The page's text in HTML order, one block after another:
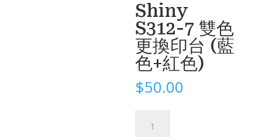
Shiny
S312-7 雙色
更換印台 (藍
色+紅色)
$50.00
S312-